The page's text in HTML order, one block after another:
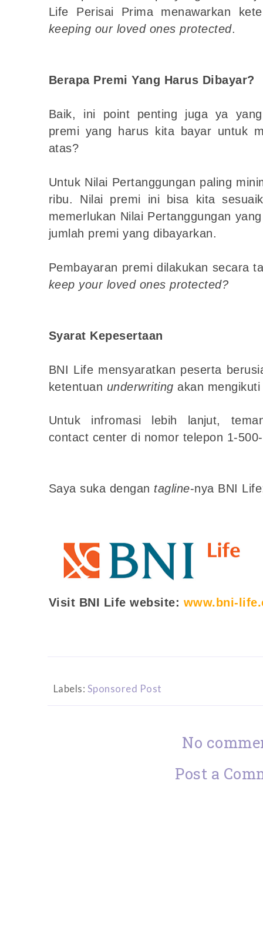
Life Perisai Prima menawarkan
keeping our loved ones protected.
Berapa Premi Yang Harus Dibayar?
Baik, ini point penting juga ya
premi yang harus kita bayar untuk
atas?
Untuk Nilai Pertanggungan paling
ribu. Nilai premi ini bisa kita
memerlukan Nilai Pertanggungan
jumlah premi yang dibayarkan.
Pembayaran premi dilakukan secara
keep your loved ones protected?
Syarat Kepesertaan
BNI Life mensyaratkan peserta
ketentuan underwriting akan
Untuk infromasi lebih lanjut,
contact center di nomor telepon 1-
Saya suka dengan tagline-nya BNI
Visit BNI Life website: www.bni-
Labels: Sponsored Post
No
Post a